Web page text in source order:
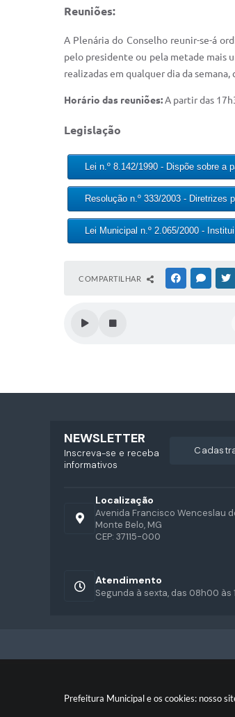
Prefeitura Municipal e os cookies: nosso
Reuniões:
A Plenária do Conselho reunir-se-á
pelo presidente ou pela metade mais
realizadas em qualquer dia da
Horário das reuniões:A partir das
Legislação
Lei n.º 8.142/1990 - Dispõe sobre a
Resolução n.º 333/2003 - Diretrizes
Lei Municipal n.º 2.065/2000 -
COMPARTILHAR FACEBOOK
Localização
Avenida Francisco Wenceslau
Monte Belo, MG
CEP: 37115-000
Atendimento
Segunda à sexta, das 08h00 às
NEWSLETTER
Inscreva-se e receba
informativos